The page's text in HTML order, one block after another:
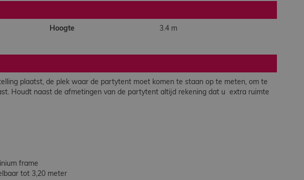
Hoogte 3.4 m
plaatst, de plek waar de partytent moet komen te staan op te meten, om te
Houdt naast de afmetingen van de partytent altijd rekening dat u extra ruimte
frame
tot 3,20 meter